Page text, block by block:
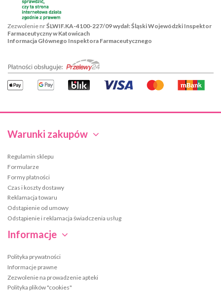
Warunki zakupów
Regulamin sklepu
Formularze
Formy płatności
Czas i koszty dostawy
Reklamacja towaru
Odstąpienie od umowy
Odstąpienie i reklamacja świadczenia usług
Informacje
Polityka prywatności
Informacje prawne
Zezwolenie na prowadzenie apteki
Polityka plików "cookies"
Zezwolenie nrŚLWIF.KA-4100-227/09 wydał: Śląski Wojewódzki Inspektor
Farmaceutyczny w Katowicach
Informacja Głównego Inspektora Farmaceutycznego